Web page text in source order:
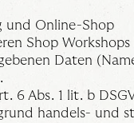
und Online-Shop
Shop
Daten
6 Abs. 1 lit. b
handels- und